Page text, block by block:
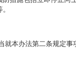
本办法第二条规定事